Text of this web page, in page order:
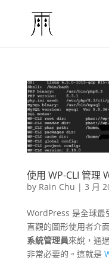
使用 WP-CLI 管理
by Rain Chu | 3 月
WordPress 是全球最
直觀的圖形使用者介
系統管理員來說，通
非常必要的。這就是